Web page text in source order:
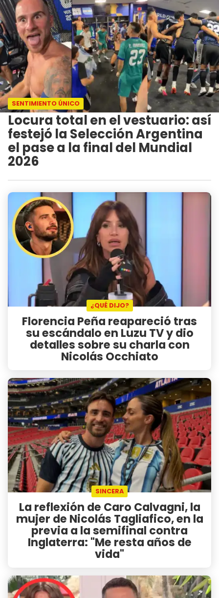
SENTIMIENTO ÚNICO
Locura total en el vestuario: así
festejó la Selección Argentina
el pase a la final del Mundial
2026
¿QUÉ DIJO?
Florencia Peña reapareció tras
su escándalo en Luzu TV y dio
detalles sobre su charla con
Nicolás Occhiato
SINCERA
La reflexión de Caro Calvagni, la
mujer de Nicolás Tagliafico, en la
previa a la semifinal contra
Inglaterra: "Me resta años de
vida"